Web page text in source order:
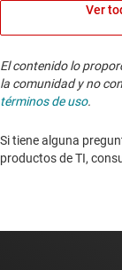
Ver
El contenido lo
la comunidad y no
términos de uso.
Si tiene alguna
productos de TI,